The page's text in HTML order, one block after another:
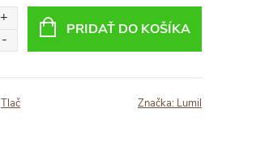
PRIDAŤ DO KOŠÍKA
Tlač Značka: Lumil